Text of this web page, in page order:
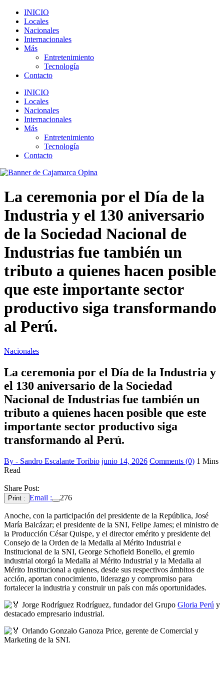
INICIO
Locales
Nacionales
Internacionales
Más
Entretenimiento
Tecnología
Contacto
INICIO
Locales
Nacionales
Internacionales
Más
Entretenimiento
Tecnología
Contacto
La ceremonia por el Día de la
Industria y el 130 aniversario
de la Sociedad Nacional de
Industrias fue también un
tributo a quienes hacen posible
que este importante sector
productivo siga transformando
al Perú.
Nacionales
La ceremonia por el Día de la Industria y
el 130 aniversario de la Sociedad
Nacional de Industrias fue también un
tributo a quienes hacen posible que este
importante sector productivo siga
transformando al Perú.
By - Sandro Escalante Toribio junio 14, 2026 Comments (0) 1 Mins
Read
Share Post:
Print : Email : 276
Anoche, con la participación del presidente de la República, José
María Balcázar; el presidente de la SNI, Felipe James; el ministro de
la Producción César Quispe, y el director emérito y presidente del
Consejo de la Orden de la Medalla al Mérito Industrial e
Institucional de la SNI, George Schofield Bonello, el gremio
industrial otorgó la Medalla al Mérito Industrial y la Medalla al
Mérito Institucional a quienes, desde sus respectivos ámbitos de
acción, aportan conocimiento, liderazgo y compromiso para
fortalecer la industria y construir un país con más oportunidades.
Jorge Rodríguez Rodríguez, fundador del Grupo Gloria Perú y
destacado empresario industrial.
Orlando Gonzalo Ganoza Price, gerente de Comercial y
Marketing de la SNI.